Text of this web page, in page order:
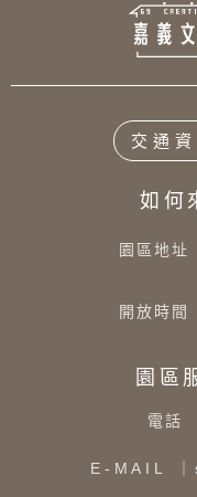
交通資
如何
園區地址
開放時間
園區
電話
E-MAIL